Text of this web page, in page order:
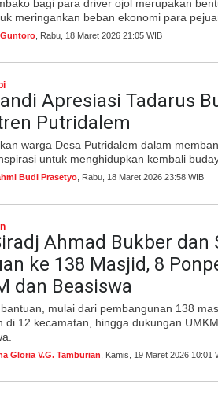
bagi para driver ojol merupakan
meringankan beban ekonomi para
, Rabu, 18 Maret 2026 21:05 WIB
Apresiasi Tadarus
Putridalem
warga Desa Putridalem dalam
untuk menghidupkan kembali
Budi Prasetyo , Rabu, 18 Maret 2026 23:58 WIB
Ahmad Bukber dan
ke 138 Masjid, 8
dan Beasiswa
mulai dari pembangunan 138
di 12 kecamatan, hingga dukungan
Gloria V.G. Tamburian , Kamis, 19 Maret 2026 10:01